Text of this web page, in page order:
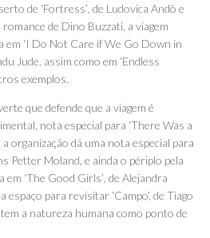
de ‘Fortress’ de Ludovica Andò e
de Dino Buzzati, a viagem
em ‘I Do Not Care if We Go Down in
Jude, assim como em ‘Endless
exemplos.
que defende que a viagem é
nota especial para ‘There Was a
organização dá uma nota especial para
Petter Moland, e ainda o périplo pela
em ‘The Good Girls’ de Alejandra
para revisitar ‘Campo’, de Tiago
a natureza humana como ponto de